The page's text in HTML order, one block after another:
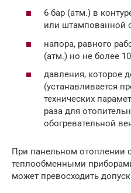
6 бар (атм.) в
или штампованной
напора, равного
(атм.) но не более
давления, которое
(устанавливается
технических
раза для
обогревательной
При панельном отоплении
теплообменными
может превосходить